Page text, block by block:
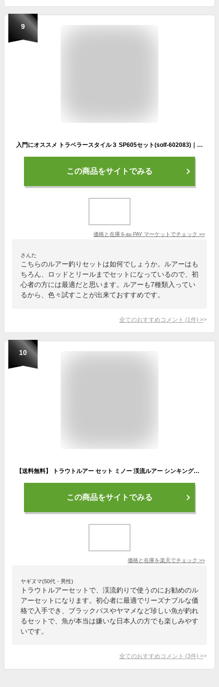
9
入門にオススメ トラベラースタイル３ SP605セット(solf-602083)｜ブラックバス ルアー ワーム プラグ ロッド フィッシング 池 釣り 釣具
この商品をサイトでみる
価格と在庫をau PAY マーケット でチェック >>
さんた
こちらのルアー釣りセットは如何でしょうか。ルアーはも
ちろん、ロッドとリールまでセットになっているので、初
心者の方には最適だと思います。ルアーも7種類入ってい
るから、色々試すことが出来ておすすめです。
全てのおすすめコメント (1 件) >
10
【送料無料】 トラウトルアー セット ミノー 渓流ルアー シンキングミノー エリアトラウト ルアーセット トラウト ルアー 5cm 6.5g 50mm 管理釣り場 管釣り 釣れる ブラックバス ヤマメ アマゴ ニジマス イワナ サクラマス 渓流 中流 本流 釣り 安い 格安 タックルタイム
この商品をサイトでみる
価格と在庫を楽天でチェック >>
ヤギヌマ(50代・男性)
トラウトルアーセットで、渓流釣りで使うのにお勧めのル
アーセットになります。初心者に最適でリーズナブルな価
格で入手でき、ブラックバスやヤマメなど珍しい魚が釣れ
るセットで、魚が本当は嫌いな日本人の方でも楽しみやす
いです。
全てのおすすめコメント (3件) >